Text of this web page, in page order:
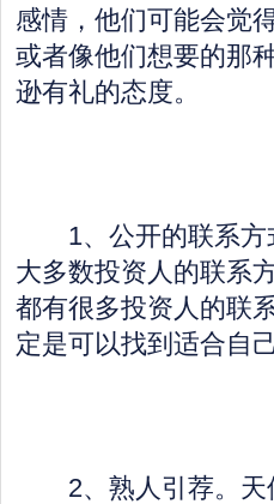
感情，他们可能会觉
或者像他们想要的那
逊有礼的态度。
1、公开的联系方
大多数投资人的联系
都有很多投资人的联
定是可以找到适合自
2、熟人引荐。天